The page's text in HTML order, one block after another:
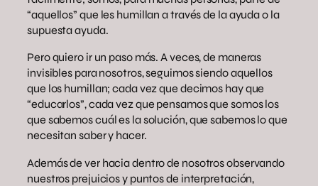
“aquellos” que les humillan a través de la ayuda o la
supuesta ayuda.
Pero quiero ir un paso más. A veces, de maneras
invisibles para nosotros, seguimos siendo aquellos
que los humillan; cada vez que decimos hay que
“educarlos”, cada vez que pensamos que somos los
que sabemos cuál es la solución, que sabemos lo que
necesitan saber y hacer.
Además de ver hacia dentro de nosotros observando
nuestros prejuicios y puntos de interpretación,